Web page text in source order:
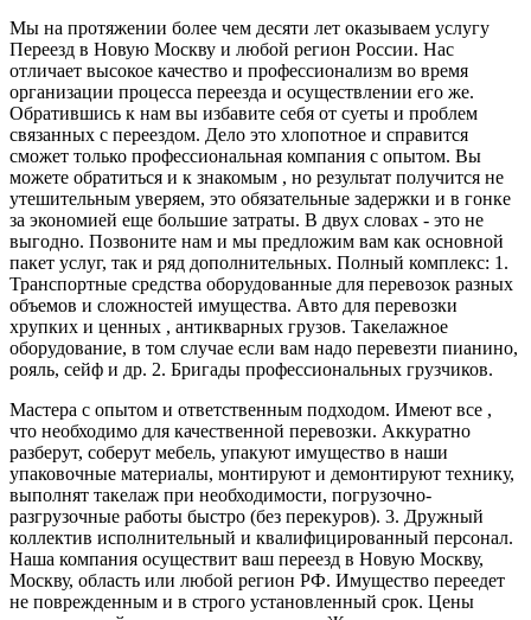
Мы на протяжении более чем десяти лет оказываем услугу
Переезд в Новую Москву и любой регион России. Нас
отличает высокое качество и профессионализм во время
организации процесса переезда и осуществлении его же.
Обратившись к нам вы избавите себя от суеты и проблем
связанных с переездом. Дело это хлопотное и справится
сможет только профессиональная компания с опытом. Вы
можете обратиться и к знакомым , но результат получится не
утешительным уверяем, это обязательные задержки и в гонке
за экономией еще большие затраты. В двух словах - это не
выгодно. Позвоните нам и мы предложим вам как основной
пакет услуг, так и ряд дополнительных. Полный комплекс: 1.
Транспортные средства оборудованные для перевозок разных
объемов и сложностей имущества. Авто для перевозки
хрупких и ценных , антикварных грузов. Такелажное
оборудование, в том случае если вам надо перевезти пианино,
рояль, сейф и др. 2. Бригады профессиональных грузчиков.
Мастера с опытом и ответственным подходом. Имеют все ,
что необходимо для качественной перевозки. Аккуратно
разберут, соберут мебель, упакуют имущество в наши
упаковочные материалы, монтируют и демонтируют технику,
выполнят такелаж при необходимости, погрузочно-
разгрузочные работы быстро (без перекуров). 3. Дружный
коллектив исполнительный и квалифицированный персонал.
Наша компания осуществит ваш переезд в Новую Москву,
Москву, область или любой регион РФ. Имущество переедет
не поврежденным и в строго установленный срок. Цены